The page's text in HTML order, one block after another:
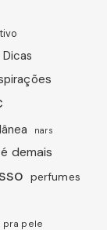
Dicas
nars
demais
perfumes
pra pele